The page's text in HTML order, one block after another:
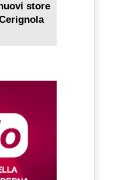
store